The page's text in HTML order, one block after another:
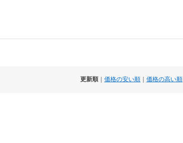
更新順 価格の安い順 価格の高い順